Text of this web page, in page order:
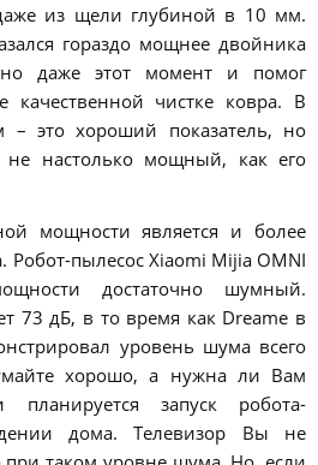
из щели глубиной в 10 мм.
гораздо мощнее двойника
даже этот момент и помог
качественной чистке ковра. В
это хороший показатель, но
не настолько мощный, как его
мощности является и более
пылесос Xiaomi Mijia OMNI
достаточно шумный.
73 дБ, в то время как Dreame в
уровень шума всего
хорошо, а нужна ли Вам
планируется запуск робота-
дома. Телевизор Вы не